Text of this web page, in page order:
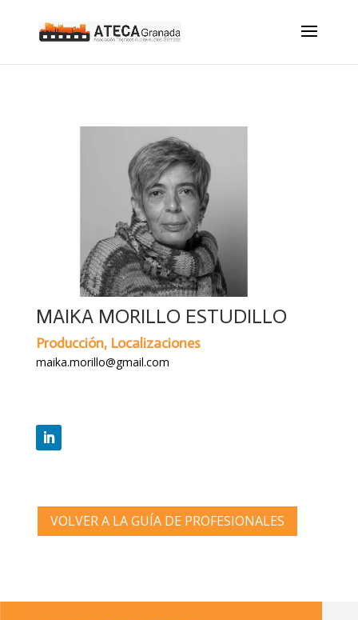
MAIKA MORILLO ESTUDILLO
Producción, Localizaciones
maika.morillo@gmail.com
VOLVER A LA GUÍA DE PROFESIONALES